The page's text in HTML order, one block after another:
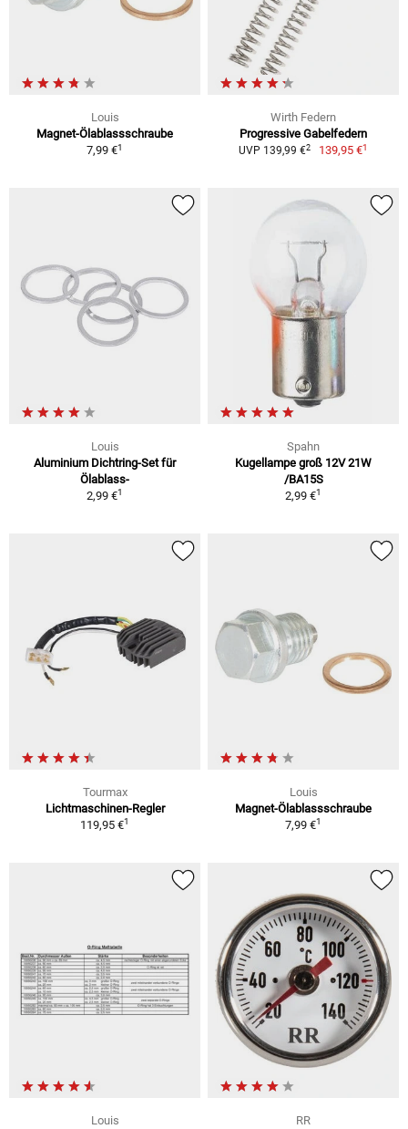
Louis
Magnet-Ölablassschraube
7,99 €1
Wirth Federn
Progressive Gabelfedern
UVP 139,99 €2 139,95 €1
Louis
Aluminium Dichtring-Set für
Ölablass-
2,99 €1
Spahn
Kugellampe groß 12V 21W
/BA15S
2,99 €1
Tourmax
Lichtmaschinen-Regler
119,95 €1
Louis
Magnet-Ölablassschraube
7,99 €1
Louis
RR